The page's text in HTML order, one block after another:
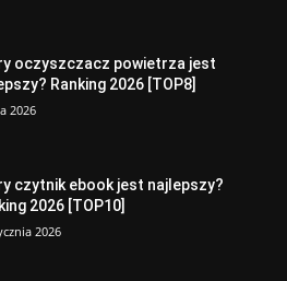
oczyszczacz powietrza jest
Ranking 2026 [TOP8]
2026
czytnik ebook jest najlepszy?
2026 [TOP10]
2026